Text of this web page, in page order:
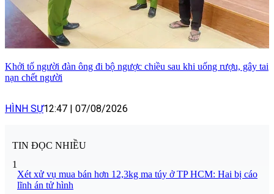
Khởi tố người đàn ông đi bộ ngược chiều sau khi uống rượu, gây tai
nạn chết người
HÌNH SỰ12:47 | 07/08/2026
TIN ĐỌC NHIỀU
1
Xét xử vụ mua bán hơn 12,3kg ma túy ở TP HCM: Hai bị cáo
lĩnh án tử hình